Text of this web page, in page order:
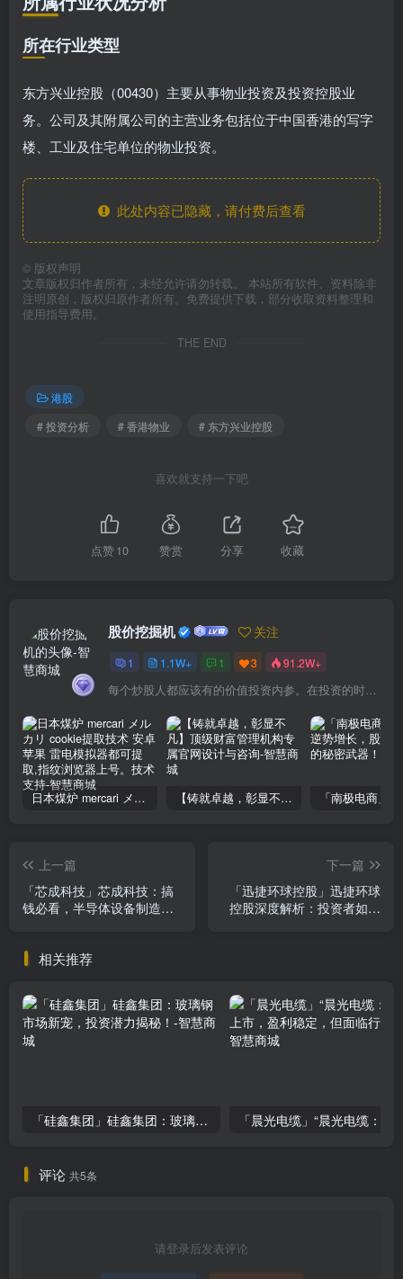
所在行业类型
东方兴业控股（00430）主要从事物业投资及投资控股业
务。公司及其附属公司的主营业务包括位于中国香港的写字
楼、工业及住宅单位的物业投资。
此处内容已隐藏，请付费后查看
© 版权声明
文章版权归作者所有，未经允许请勿转载。 本站所有软件、资料除非
注明原创，版权归原作者所有。免费提供下载，部分收取资料整理和
使用指导费用。
THE END
港股
# 投资分析
# 香港物业 # 东方兴业控股
喜欢就支持一下吧
点赞10 赞赏 分享 收藏
股价挖掘机 关注
1 1.1W+ 1 3 91.2W+
每个炒股人都应该有的价值投资内参。在投资的时候，我们把自己看成是企业分析师——而不是市场分析师，也不是宏观经济分析师，更不是证券分析师。
日本煤炉 mercari メルカリ cookie提取技术 安卓 苹果 雷电模拟器都可提取,指纹浏览器上号。技术支持 【铸就卓越，彰显不凡】顶级财富管理机构专属官网设计与咨询
上一篇
「芯成科技」芯成科技：搞
钱必看，半导体设备制造的
下一篇
「迅捷环球控股」迅捷环球
控股深度解析：投资者如何
相关推荐
「硅鑫集团」硅鑫集团：玻璃钢市场新宠，投资潜力揭秘！
评论 共5条
请登录后发表评论